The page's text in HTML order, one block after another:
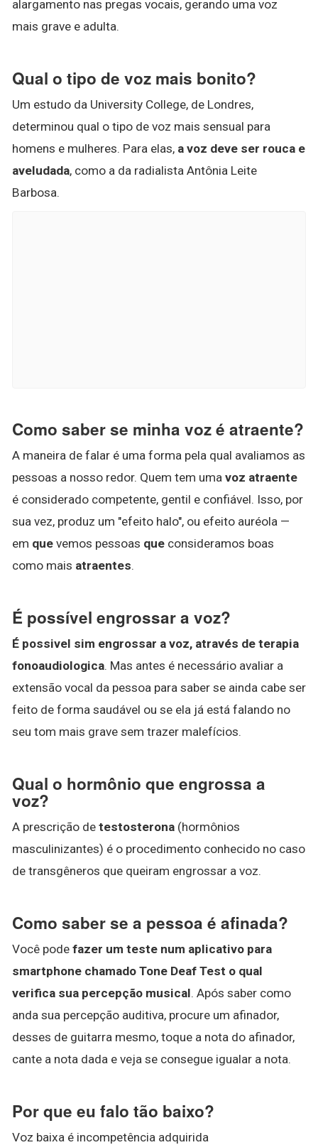
alargamento nas pregas vocais, gerando uma voz
mais grave e adulta.
Qual o tipo de voz mais bonito?
Um estudo da University College, de Londres,
determinou qual o tipo de voz mais sensual para
homens e mulheres. Para elas, a voz deve ser rouca e
aveludada, como a da radialista Antônia Leite
Barbosa.
Como saber se minha voz é atraente?
A maneira de falar é uma forma pela qual avaliamos as
pessoas a nosso redor. Quem tem uma voz atraente
é considerado competente, gentil e confiável. Isso, por
sua vez, produz um "efeito halo", ou efeito auréola —
em que vemos pessoas que consideramos boas
como mais atraentes.
É possível engrossar a voz?
É possivel sim engrossar a voz, através de terapia
fonoaudiologica. Mas antes é necessário avaliar a
extensão vocal da pessoa para saber se ainda cabe ser
feito de forma saudável ou se ela já está falando no
seu tom mais grave sem trazer malefícios.
Qual o hormônio que engrossa a
voz?
A prescrição de testosterona (hormônios
masculinizantes) é o procedimento conhecido no caso
de transgêneros que queiram engrossar a voz.
Como saber se a pessoa é afinada?
Você pode fazer um teste num aplicativo para
smartphone chamado Tone Deaf Test o qual
verifica sua percepção musical. Após saber como
anda sua percepção auditiva, procure um afinador,
desses de guitarra mesmo, toque a nota do afinador,
cante a nota dada e veja se consegue igualar a nota.
Por que eu falo tão baixo?
Voz baixa é incompetência adquirida